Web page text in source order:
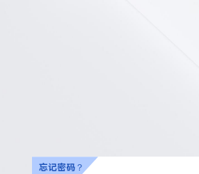
忘记密码？